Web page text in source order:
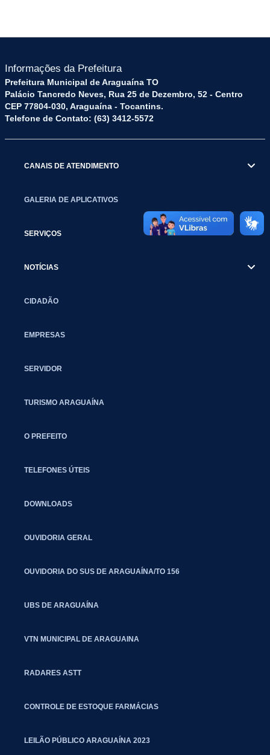
Informações da Prefeitura
Prefeitura Municipal de Araguaína TO
Palácio Tancredo Neves, Rua 25 de Dezembro, 52 - Centro
CEP 77804-030, Araguaína - Tocantins.
Telefone de Contato: (63) 3412-5572
CANAIS DE ATENDIMENTO
GALERIA DE APLICATIVOS
SERVIÇOS
NOTÍCIAS
CIDADÃO
EMPRESAS
SERVIDOR
TURISMO ARAGUAÍNA
O PREFEITO
TELEFONES ÚTEIS
DOWNLOADS
OUVIDORIA GERAL
OUVIDORIA DO SUS DE ARAGUAÍNA/TO 156
UBS DE ARAGUAÍNA
VTN MUNICIPAL DE ARAGUAINA
RADARES ASTT
CONTROLE DE ESTOQUE FARMÁCIAS
LEILÃO PÚBLICO ARAGUAÍNA 2023